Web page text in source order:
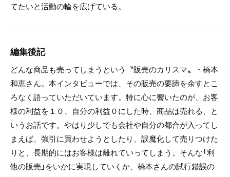
てたいと活動の輪を広げている。
編集後記
どんな商品も売ってしまうという〝販売のカリスマ〟・橋本
和恵さん。本インタビューでは、その販売の要諦を余すとこ
ろなく語っていただいています。特に心に響いたのが、お客
様の利益を１０、自分の利益０にした時、商品は売れる、と
いうお話です。やはり少しでも会社や自分の都合が入ってし
まえば、強引に買わせようとしたり、誤魔化して売りつけた
りと、長期的にはお客様は離れていってしまう。そんな「利
他の販売」をいかに実現していくか、橋本さんの試行錯誤の